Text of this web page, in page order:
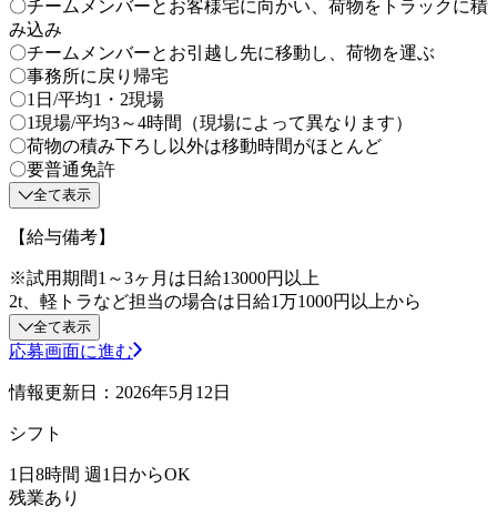
〇チームメンバーとお客様宅に向かい、荷物をトラックに積
み込み
〇チームメンバーとお引越し先に移動し、荷物を運ぶ
〇事務所に戻り帰宅
〇1日/平均1・2現場
〇1現場/平均3～4時間（現場によって異なります）
〇荷物の積み下ろし以外は移動時間がほとんど
〇要普通免許
全て表示
【給与備考】
※試用期間1～3ヶ月は日給13000円以上
2t、軽トラなど担当の場合は日給1万1000円以上から
全て表示
応募画面に進む
情報更新日：2026年5月12日
シフト
1日8時間 週1日からOK
残業あり